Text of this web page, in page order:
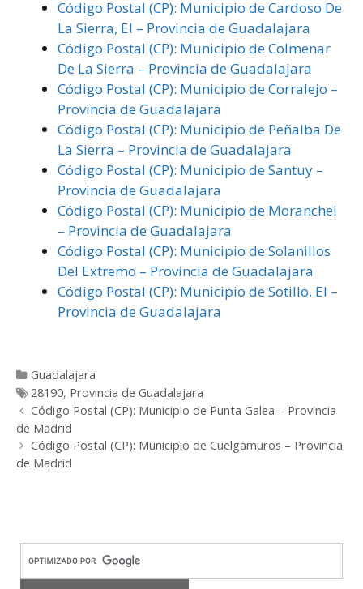
Código Postal (CP): Municipio de Cardoso De
La Sierra, El – Provincia de Guadalajara
Código Postal (CP): Municipio de Colmenar
De La Sierra – Provincia de Guadalajara
Código Postal (CP): Municipio de Corralejo –
Provincia de Guadalajara
Código Postal (CP): Municipio de Peñalba De
La Sierra – Provincia de Guadalajara
Código Postal (CP): Municipio de Santuy –
Provincia de Guadalajara
Código Postal (CP): Municipio de Moranchel
– Provincia de Guadalajara
Código Postal (CP): Municipio de Solanillos
Del Extremo – Provincia de Guadalajara
Código Postal (CP): Municipio de Sotillo, El –
Provincia de Guadalajara
Categorías
Guadalajara
Etiquetas
28190, Provincia de Guadalajara
Post
navigation
Código Postal (CP): Municipio de Punta Galea – Provincia
de Madrid
Código Postal (CP): Municipio de Cuelgamuros – Provincia
de Madrid